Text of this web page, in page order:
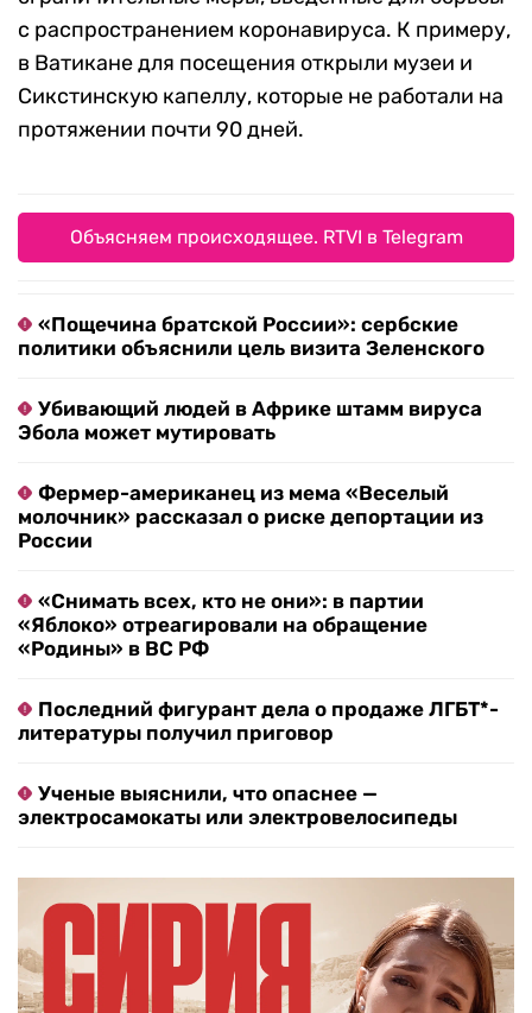
с распространением коронавируса. К примеру,
в Ватикане для посещения открыли музеи и
Сикстинскую капеллу, которые не работали на
протяжении почти 90 дней.
Объясняем происходящее. RTVI в Telegram
«Пощечина братской России»: сербские
политики объяснили цель визита Зеленского
Убивающий людей в Африке штамм вируса
Эбола может мутировать
Фермер-американец из мема «Веселый
молочник» рассказал о риске депортации из
России
«Снимать всех, кто не они»: в партии
«Яблоко» отреагировали на обращение
«Родины» в ВС РФ
Последний фигурант дела о продаже ЛГБТ*-
литературы получил приговор
Ученые выяснили, что опаснее —
электросамокаты или электровелосипеды